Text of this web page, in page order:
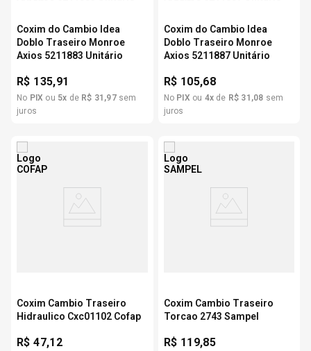
Coxim do Cambio Idea
Doblo Traseiro Monroe
Axios 5211883 Unitário
R$ 135,91
No PIX ou 5x de R$ 31 ,97sem
juros
Coxim do Cambio Idea
Doblo Traseiro Monroe
Axios 5211887 Unitário
R$ 105,68
No PIX ou 4xde R$ 31 ,08 sem
juros
Coxim Cambio Traseiro
Hidraulico Cxc01102 Cofap
R$47,12
Coxim Cambio Traseiro
Torcao 2743 Sampel
R$ 119,85